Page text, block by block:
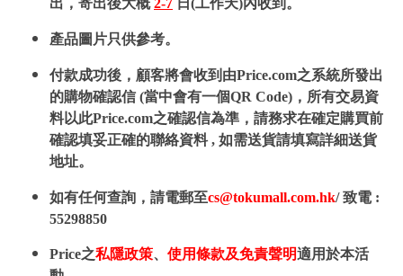
出，寄出後大概2-7 日(工作天)內收到。
產品圖片只供參考。
付款成功後，顧客將會收到由Price.com之系統所發出
的購物確認信 (當中會有一個QR Code)，所有交易資
料以此Price.com之確認信為準，請務求在確定購買前
確認填妥正確的聯絡資料 , 如需送貨請填寫詳細送貨
地址。
如有任何查詢，請電郵至cs@tokumall.com.hk/ 致電 :
55298850
Price之私隱政策、 使用條款及免責聲明適用於本活